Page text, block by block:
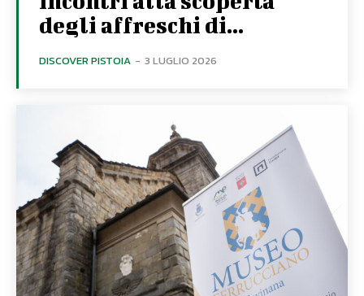
degli affreschi di...
DISCOVER PISTOIA - 3 LUGLIO 2026